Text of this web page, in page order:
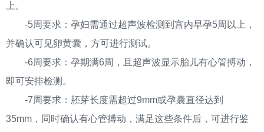
上。
-5周要求：孕妇需通过超声波检测到宫内早孕5周以上，
并确认可见卵黄囊，方可进行测试。
-6周要求：孕期满6周，且超声波显示胎儿有心管搏动，
即可安排检测。
-7周要求：胚芽长度需超过9mm或孕囊直径达到
35mm，同时确认有心管搏动，满足这些条件后，可进行鉴